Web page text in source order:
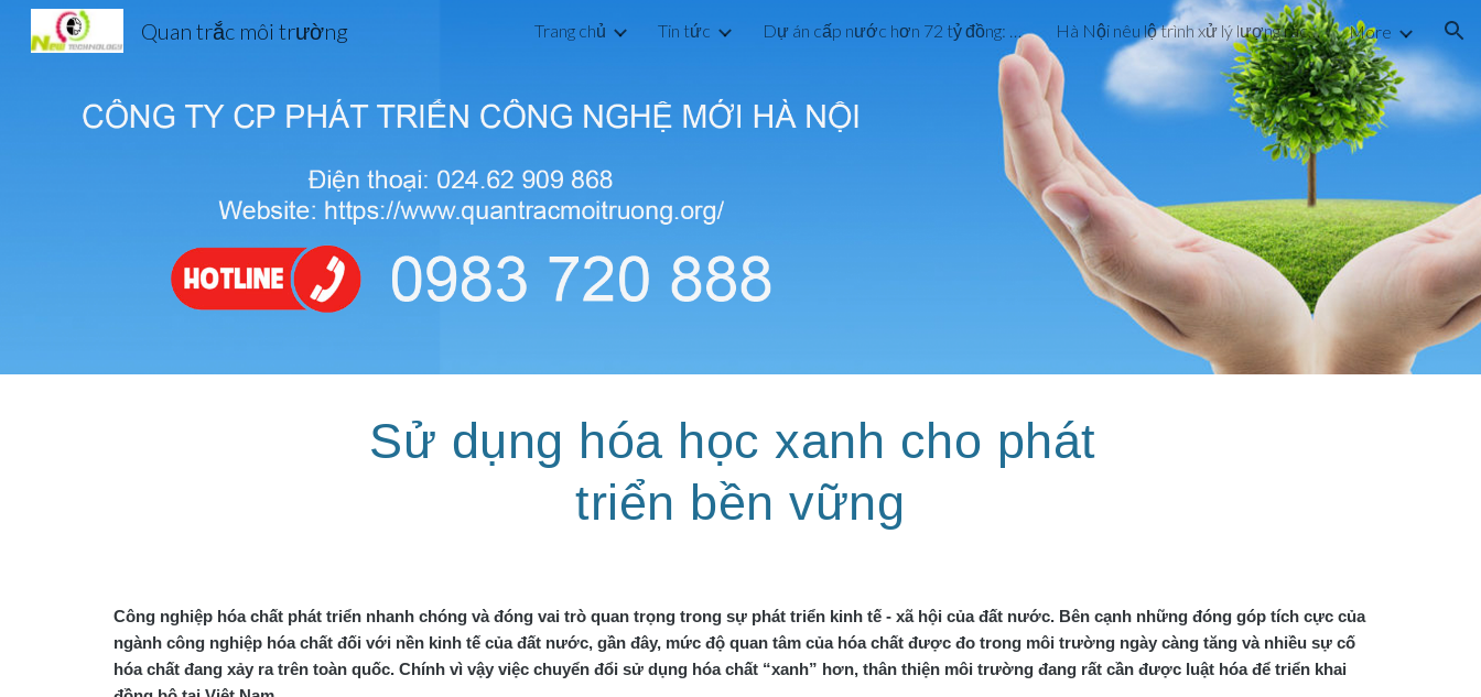
Skip to main content Skip to navigation
Quan trắc môi trường Trang chủ Tin tức Dự án cấp nước hơn 72 tỷ đồng: Vừa vận hành, vừa khắc phục sự cố Hà Nội nêu lộ trình xử lý lượng rác chôn ở bãi Nam Sơn More
Sử dụng hóa học xanh cho phát
triển bền vững
Công nghiệp hóa chất phát triển nhanh chóng và đóng vai trò quan trọng trong sự phát triển kinh tế - xã hội của đất nước. Bên cạnh những đóng góp tích cực của
ngành công nghiệp hóa chất đối với nền kinh tế của đất nước, gần đây, mức độ quan tâm của hóa chất được đo trong môi trường ngày càng tăng và nhiều sự cố
hóa chất đang xảy ra trên toàn quốc. Chính vì vậy việc chuyển đổi sử dụng hóa chất “xanh” hơn, thân thiện môi trường đang rất cần được luật hóa để triển khai